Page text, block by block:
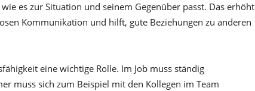
es zur Situation und seinem Gegenüber passt. Das erhöht
Kommunikation und hilft, gute Beziehungen zu anderen
eine wichtige Rolle. Im Job muss ständig
muss sich zum Beispiel mit den Kollegen im Team